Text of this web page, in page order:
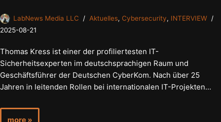
LabNews Media LLC Aktuelles, Cybersecurity, INTERVIEW
2025-08-21
Thomas Kress ist einer der profiliertesten IT-
Sicherheitsexperten im deutschsprachigen Raum und
Geschäftsführer der Deutschen CyberKom. Nach über 25
Jahren in leitenden Rollen bei internationalen IT-Projekten…
more »